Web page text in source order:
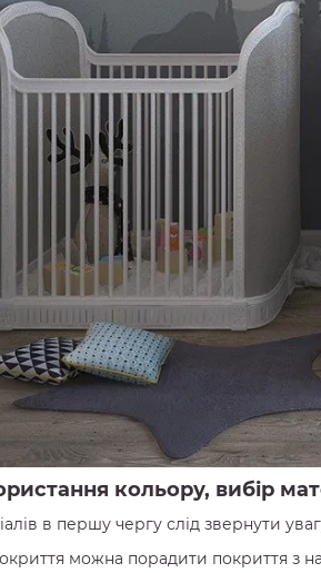
кольору, вибір
в першу чергу слід звернути
можна порадити покриття з